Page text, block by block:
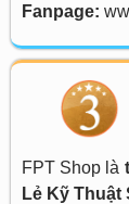
Fanpage:
FPT Shop là
Lẻ Kỹ Thuật